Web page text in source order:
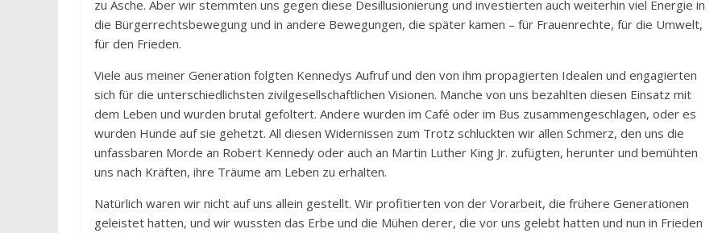
zu Asche. Aber wir stemmten uns gegen diese Desillusionierung und investierten auch weiterhin viel Energie in
die Bürgerrechtsbewegung und in andere Bewegungen, die später kamen – für Frauenrechte, für die Umwelt,
für den Frieden.
Viele aus meiner Generation folgten Kennedys Aufruf und den von ihm propagierten Idealen und engagierten
sich für die unterschiedlichsten zivilgesellschaftlichen Visionen. Manche von uns bezahlten diesen Einsatz mit
dem Leben und wurden brutal gefoltert. Andere wurden im Café oder im Bus zusammengeschlagen, oder es
wurden Hunde auf sie gehetzt. All diesen Widernissen zum Trotz schluckten wir allen Schmerz, den uns die
unfassbaren Morde an Robert Kennedy oder auch an Martin Luther King Jr. zufügten, herunter und bemühten
uns nach Kräften, ihre Träume am Leben zu erhalten.
Natürlich waren wir nicht auf uns allein gestellt. Wir profitierten von der Vorarbeit, die frühere Generationen
geleistet hatten, und wir wussten das Erbe und die Mühen derer, die vor uns gelebt hatten und nun in Frieden